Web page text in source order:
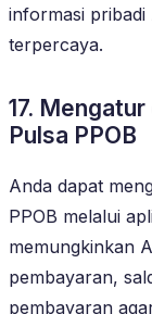
informasi pribadi
terpercaya.
17.
Pulsa PPOB
Anda dapat
PPOB melalui
memungkinkan
pembayaran,
pembayaran